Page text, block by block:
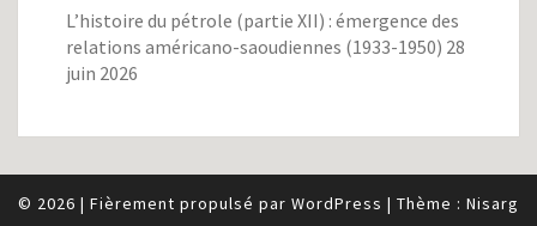
L’histoire du pétrole (partie XII) : émergence des
relations américano-saoudiennes (1933-1950) 28
juin 2026
© 2026 | Fièrement propulsé par WordPress | Thème : Nisarg